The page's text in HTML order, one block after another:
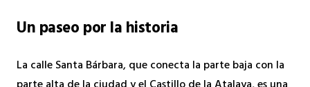
Un paseo por la historia
La calle Santa Bárbara, que conecta la parte baja con la